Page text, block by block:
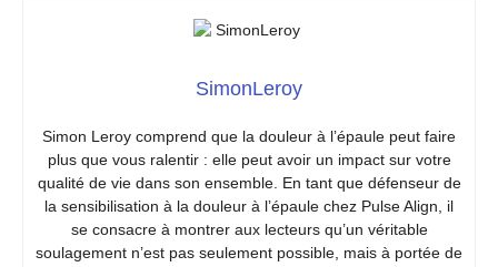
SimonLeroy
Simon Leroy comprend que la douleur à l’épaule peut faire
plus que vous ralentir : elle peut avoir un impact sur votre
qualité de vie dans son ensemble. En tant que défenseur de
la sensibilisation à la douleur à l’épaule chez Pulse Align, il
se consacre à montrer aux lecteurs qu’un véritable
soulagement n’est pas seulement possible, mais à portée de